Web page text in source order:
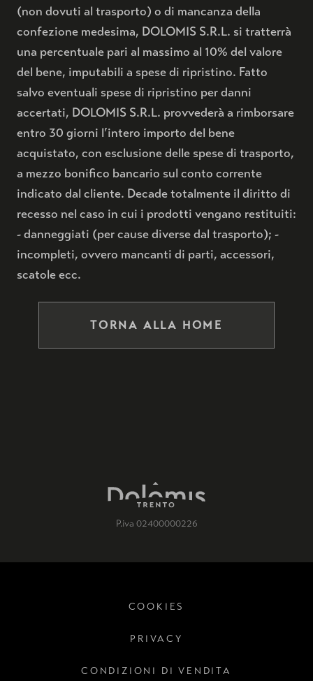
(non dovuti al trasporto) o di mancanza della
confezione medesima, DOLOMIS S.R.L. si tratterrà
una percentuale pari al massimo al 10% del valore
del bene, imputabili a spese di ripristino. Fatto
salvo eventuali spese di ripristino per danni
accertati, DOLOMIS S.R.L. provvederà a rimborsare
entro 30 giorni l’intero importo del bene
acquistato, con esclusione delle spese di trasporto,
a mezzo bonifico bancario sul conto corrente
indicato dal cliente. Decade totalmente il diritto di
recesso nel caso in cui i prodotti vengano restituiti:
- danneggiati (per cause diverse dal trasporto); -
incompleti, ovvero mancanti di parti, accessori,
scatole ecc.
TORNA ALLA HOME
P.iva 02400000226
COOKIES
PRIVACY
CONDIZIONI DI VENDITA